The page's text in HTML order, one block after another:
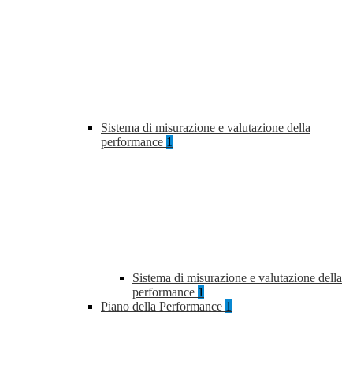
Sistema di misurazione e valutazione della
performance 1
Sistema di misurazione e valutazione della
performance 1
Piano della Performance 1